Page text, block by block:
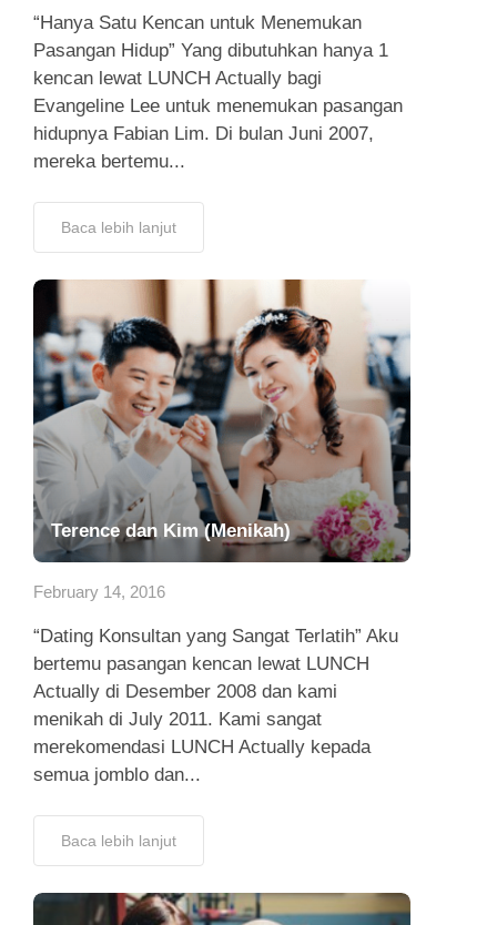
“Hanya Satu Kencan untuk Menemukan
Pasangan Hidup” Yang dibutuhkan hanya 1
kencan lewat LUNCH Actually bagi
Evangeline Lee untuk menemukan pasangan
hidupnya Fabian Lim. Di bulan Juni 2007,
mereka bertemu...
Baca lebih lanjut
Terence dan Kim (Menikah)
February 14, 2016
“Dating Konsultan yang Sangat Terlatih” Aku
bertemu pasangan kencan lewat LUNCH
Actually di Desember 2008 dan kami
menikah di July 2011. Kami sangat
merekomendasi LUNCH Actually kepada
semua jomblo dan...
Baca lebih lanjut